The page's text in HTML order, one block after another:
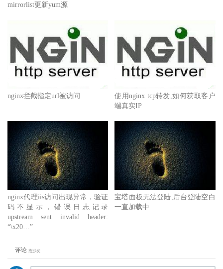
mirrorlist更新yum源
nginx拦截指定url被访问
使用nginx tcp转发,如何获取客户
端真实IP
nginx代理iis访问出现异常，验证
码不显示，错误日志记录
upstream sent invalid header:
“\x20…”
宝塔面板无法登陆,后台登陆空白
一直加载中
评论 抢沙发